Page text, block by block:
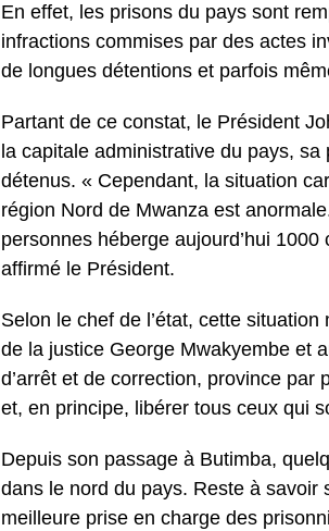
En effet, les prisons du pays sont
infractions commises par des actes
de longues détentions et parfois
Partant de ce constat, le Président
la capitale administrative du pays,
détenus. « Cependant, la situation
région Nord de Mwanza est
personnes héberge aujourd’hui
affirmé le Président.
Selon le chef de l’état, cette
de la justice George Mwakyembe et
d’arrêt et de correction, province
et, en principe, libérer tous ceux qui
Depuis son passage à Butimba,
dans le nord du pays. Reste à
meilleure prise en charge des